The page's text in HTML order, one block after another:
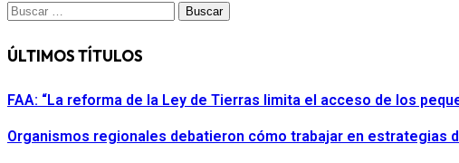
Buscar:
ÚLTIMOS TÍTULOS
FAA: “La reforma de la Ley de Tierras limita el acceso de los
Organismos regionales debatieron cómo trabajar en estrategias